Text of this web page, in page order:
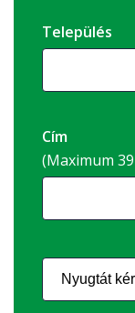
Település
Cím
(Maximum